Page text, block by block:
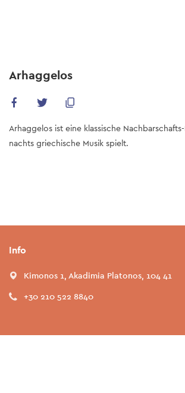
content
Arhaggelos
Arhaggelos ist eine klassische
nachts griechische Musik spielt.
Info
Kimonos 1, Akadimia Platonos, 104 41
+30 210 522 8840